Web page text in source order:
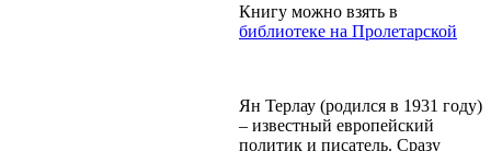
Книгу можно взять в
библиотеке на Пролетарской
Ян Терлау (родился в 1931 году)
– известный европейский
политик и писатель. Сразу